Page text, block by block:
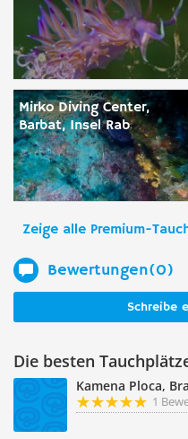
Mirko Diving Center,
Barbat, Insel Rab
Zeige alle Premium-
Bewertungen(0)
Schreibe
Die besten
Kamena Ploca,
1